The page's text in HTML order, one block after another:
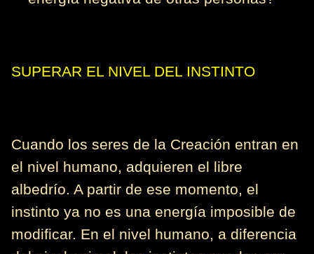
SUPERAR EL NIVEL DEL INSTINTO
Cuando los seres de la Creación entran en
el nivel humano, adquieren el libre
albedrío. A partir de ese momento, el
instinto ya no es una energía imposible de
modificar. En el nivel humano, a diferencia